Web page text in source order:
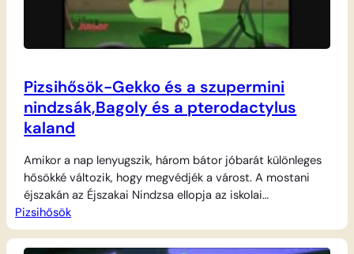
Pizsihősök-Gekko és a szupermini
nindzsák,Bagoly és a pterodactylus
kaland
Amikor a nap lenyugszik, három bátor jóbarát különleges
hősökké változik, hogy megvédjék a várost. A mostani
éjszakán az Éjszakai Nindzsa ellopja az iskolai
sporteszközöket, hogy a kicsi nindzsáiból szuperügyes
harcosokat faragjon. Gekkó megpróbálja bebizonyítani,
hogy ő a legerősebb, és egyedül száll szembe a ragacsos
Pizsihősök